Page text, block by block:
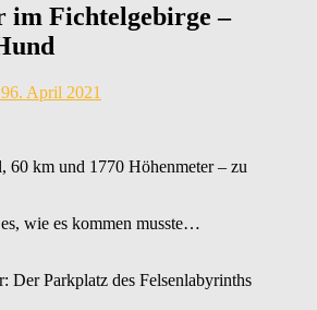
im Fichtelgebirge –
6. April 2021
60 km und 1770 Höhenmeter – zu
wie es kommen musste…
Der Parkplatz des Felsenlabyrinths